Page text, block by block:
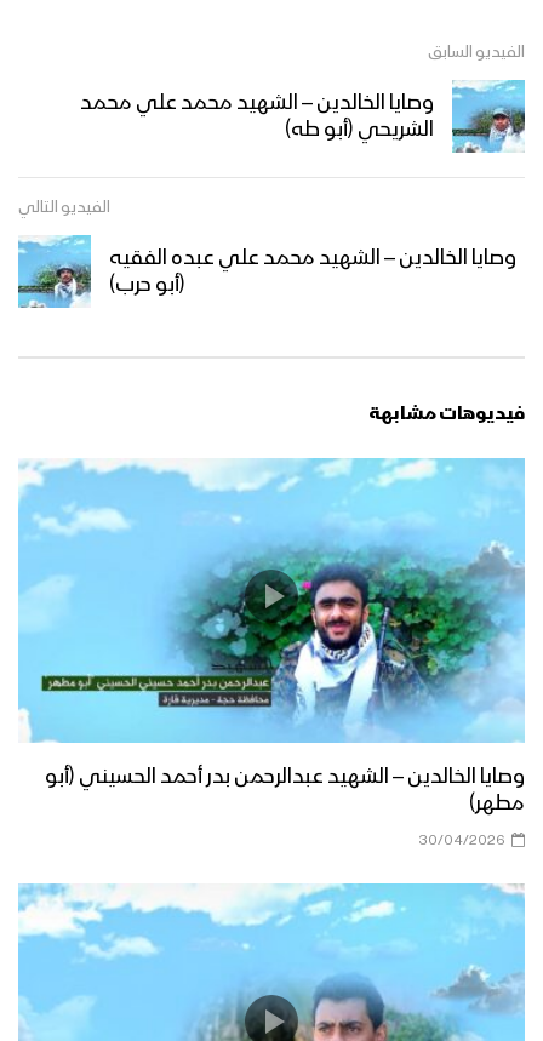
الفيديو السابق
وصايا الخالدين – الشهيد محمد علي محمد
الشريحي (أبو طه)
الفيديو التالي
وصايا الخالدين – الشهيد محمد علي عبده الفقيه
(أبو حرب)
فيديوهات مشابهة
وصايا الخالدين – الشهيد عبدالرحمن بدر أحمد الحسيني (أبو
مطهر)
30/04/2026